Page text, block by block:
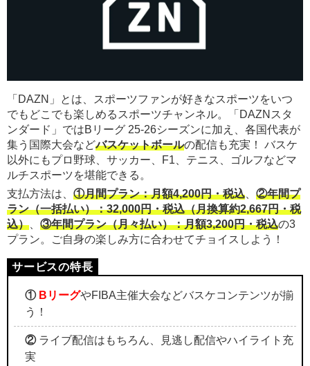
「DAZN」とは、スポーツファンが好きなスポーツをいつ
でもどこでも楽しめるスポーツチャンネル。「DAZNスタ
ンダード」ではBリーグ 25-26シーズンに加え、各国代表が
集う国際大会などバスケットボールの配信も充実！ バスケ
以外にもプロ野球、サッカー、F1、テニス、ゴルフなどマ
ルチスポーツを堪能できる。
支払方法は、 ①月間プラン：月額4,200円・税込
②年間プ
ラン（一括払い）：32,000円・税込（月換算約2,667円・税
込）
③年間プラン（月々払い）：月額3,200円・税込の3
プラン。ご自身の楽しみ方に合わせてチョイスしよう！
① BリーグやFIBA主催大会などバスケコンテンツが揃
う！
②ライブ配信はもちろん、見逃し配信やハイライト充
実